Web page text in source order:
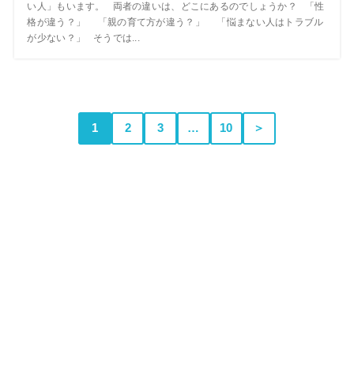
い人」もいます。 両者の違いは、どこにあるのでしょうか？ 「性
格が違う？」 「親の育て方が違う？」 「悩まない人はトラブル
が少ない？」 そうでは...
1 2 3 … 10 ＞